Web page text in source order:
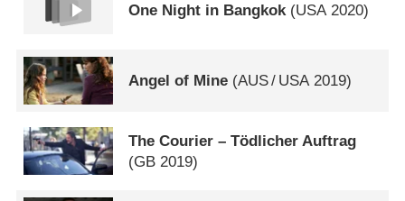
One Night in Bangkok (USA 2020)
Angel of Mine (AUS/ USA2019)
The Courier – Tödlicher Auftrag
(GB 2019)